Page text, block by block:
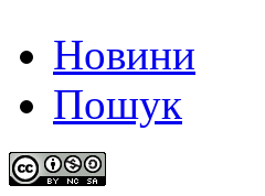
Новини
Пошук